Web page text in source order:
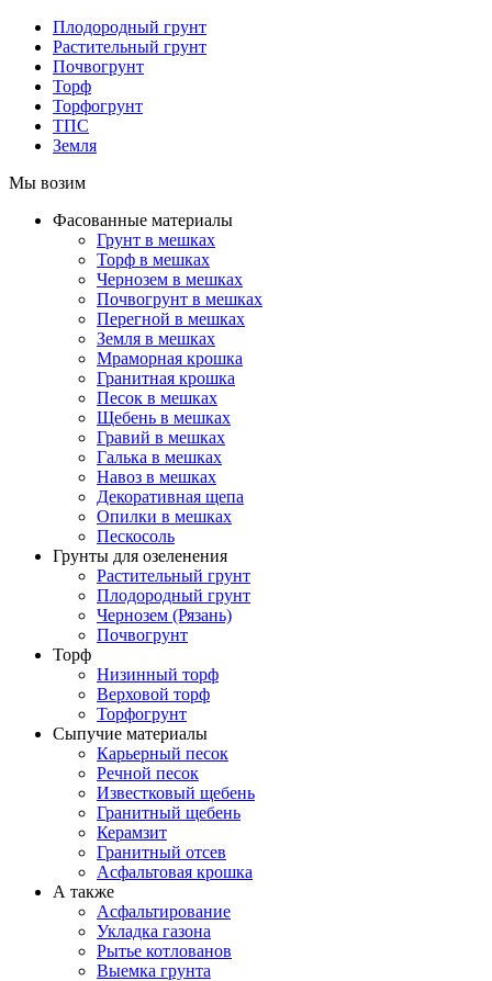
Плодородный грунт
Растительный грунт
Почвогрунт
Торф
Торфогрунт
ТПС
Земля
Мы возим
Фасованные материалы
Грунт в мешках
Торф в мешках
Чернозем в мешках
Почвогрунт в мешках
Перегной в мешках
Земля в мешках
Мраморная крошка
Гранитная крошка
Песок в мешках
Щебень в мешках
Гравий в мешках
Галька в мешках
Навоз в мешках
Декоративная щепа
Опилки в мешках
Пескосоль
Грунты для озеленения
Растительный грунт
Плодородный грунт
Чернозем (Рязань)
Почвогрунт
Торф
Низинный торф
Верховой торф
Торфогрунт
Сыпучие материалы
Карьерный песок
Речной песок
Известковый щебень
Гранитный щебень
Керамзит
Гранитный отсев
Асфальтовая крошка
А также
Асфальтирование
Укладка газона
Рытье котлованов
Выемка грунта